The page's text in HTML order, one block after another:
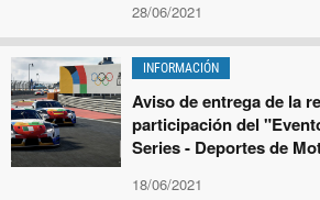
28/06/2021
INFORMACIÓN
Aviso de entrega de la
participación del
Series - Deportes de
18/06/2021